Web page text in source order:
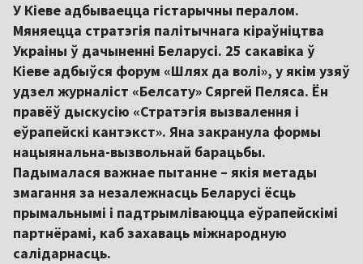
У Кіеве адбываецца гістарычны пералом.
Мяняецца стратэгія палітычнага кіраўніцтва
Украіны ў дачыненні Беларусі. 25 сакавіка ў
Кіеве адбыўся форум «Шлях да волі», у якім узяў
удзел журналіст «Белсату» Сяргей Пеляса. Ён
правёў дыскусію «Стратэгія вызвалення і
еўрапейскі кантэкст». Яна закранула формы
нацыянальна-вызвольнай барацьбы.
Падымалася важнае пытанне – якія метады
змагання за незалежнасць Беларусі ёсць
прымальнымі і падтрымліваюцца еўрапейскімі
партнёрамі, каб захаваць міжнародную
салідарнасць.